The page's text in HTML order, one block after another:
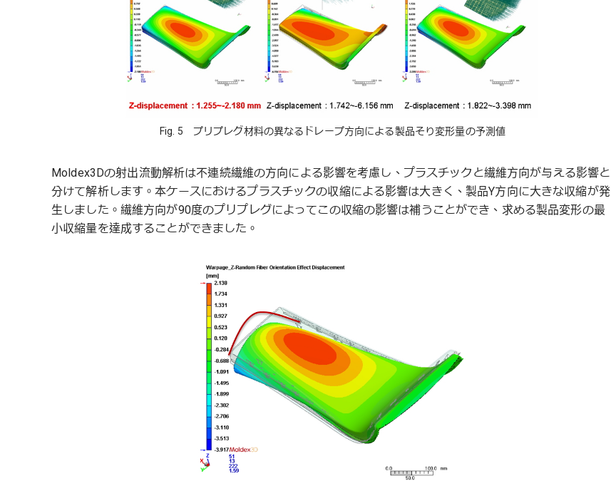
Fig. 5 プリプレグ材料の異なるドレープ方向による製品そり変形量の予測値
Moldex3Dの射出流動解析は不連続繊維の方向による影響を考慮し、プラスチックと繊維方向が与える影響と
分けて解析します。本ケースにおけるプラスチックの収縮による影響は大きく、製品Y方向に大きな収縮が発
生しました。繊維方向が90度のプリプレグによってこの収縮の影響は補うことができ、求める製品変形の最
小収縮量を達成することができました。